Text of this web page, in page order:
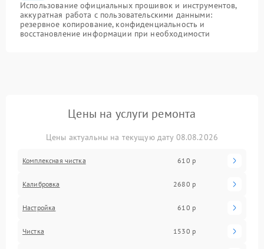
Использование официальных прошивок и инструментов,
аккуратная работа с пользовательскими данными:
резервное копирование, конфиденциальность и
восстановление информации при необходимости
Цены на услуги ремонта
Цены актуальны на текущую дату 08.08.2026
Комплексная чистка 610 р
Калибровка 2680 р
Настройка 610 р
Чистка 1530 р